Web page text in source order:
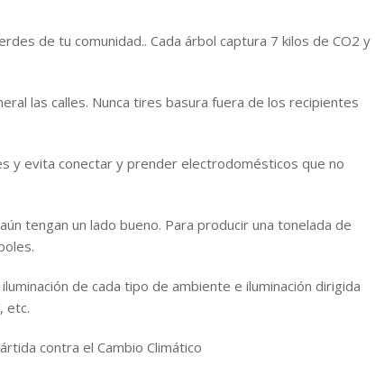
de tu comunidad.. Cada árbol captura 7 kilos de CO2 y
las calles. Nunca tires basura fuera de los recipientes
y evita conectar y prender electrodomésticos que no
tengan un lado bueno. Para producir una tonelada de
de cada tipo de ambiente e iluminación dirigida
etc.
contra el Cambio Climático